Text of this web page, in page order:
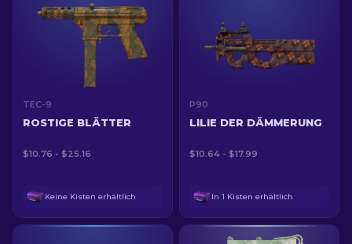
TEC-9
ROSTIGE BLÄTTER
$10.76 - $25.16
Keine Kisten erhältlich
P90
LILIE DER DÄMMERUNG
$10.64 - $17.99
In 1 Kisten erhältlich